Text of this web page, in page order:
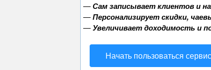
—Сам записывает клиентов и
—Персонализирует скидки,
—Увеличивает доходимость и
Начать пользоваться